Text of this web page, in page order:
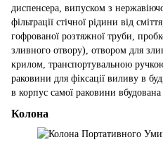
диспенсера, випуском з
фільтрації стічної рідини від
гофрованої розтяжної труби,
зливного отвору), отвором для
крилом, транспортувальною
раковини для фіксації виливу в
в корпус самої раковини вбудована
Колона